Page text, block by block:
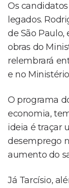
Os
legados.
de São
obras do
relembrará
e no
O programa
economia,
ideia é traçar
desemprego
aumento do
Já Tarcísio,